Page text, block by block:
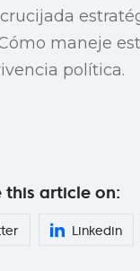
maneje
política.
this article on:
Linkedin